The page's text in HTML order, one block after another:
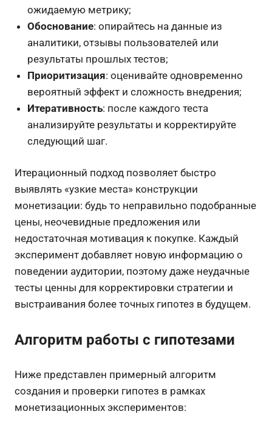
ожидаемую метрику;
Обоснование: опирайтесь на данные из
аналитики, отзывы пользователей или
результаты прошлых тестов;
Приоритизация: оценивайте одновременно
вероятный эффект и сложность внедрения;
Итеративность: после каждого теста
анализируйте результаты и корректируйте
следующий шаг.
Итерационный подход позволяет быстро
выявлять «узкие места» конструкции
монетизации: будь то неправильно подобранные
цены, неочевидные предложения или
недостаточная мотивация к покупке. Каждый
эксперимент добавляет новую информацию о
поведении аудитории, поэтому даже неудачные
тесты ценны для корректировки стратегии и
выстраивания более точных гипотез в будущем.
Алгоритм работы с гипотезами
Ниже представлен примерный алгоритм
создания и проверки гипотез в рамках
монетизационных экспериментов: